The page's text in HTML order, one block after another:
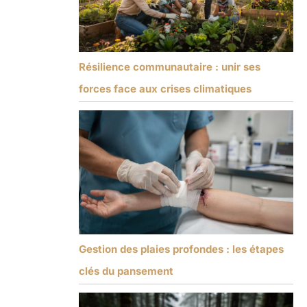
Résilience communautaire : unir ses
forces face aux crises climatiques
Gestion des plaies profondes : les étapes
clés du pansement